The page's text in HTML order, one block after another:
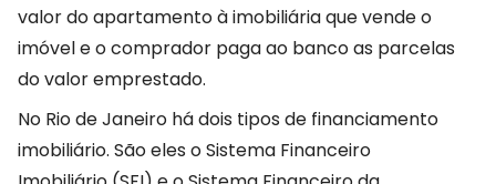
valor do apartamento à imobiliária que vende o
imóvel e o comprador paga ao banco as parcelas
do valor emprestado.
No Rio de Janeiro há dois tipos de financiamento
imobiliário. São eles o Sistema Financeiro